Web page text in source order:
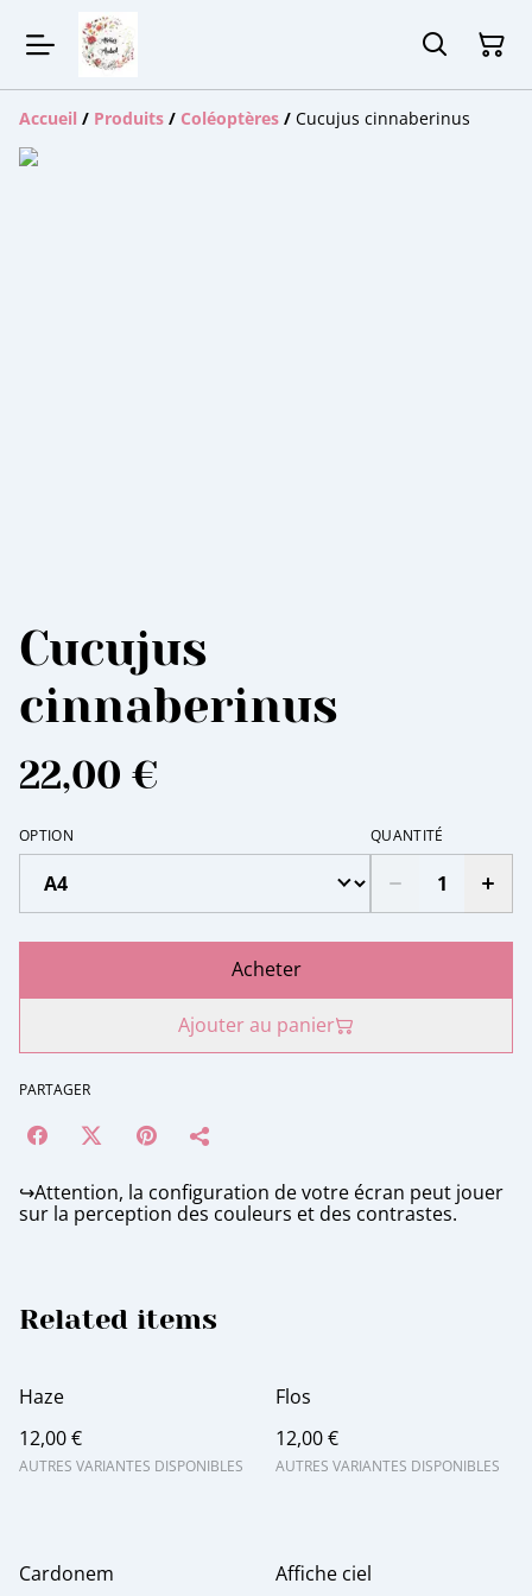
Accueil / Produits / Coléoptères / Cucujus cinnaberinus
Cucujus
cinnaberinus
22,00 €
OPTION QUANTITÉ
Acheter
Ajouter au panier
PARTAGER
↪️Attention, la configuration de votre écran peut jouer
sur la perception des couleurs et des contrastes.
Related items
Haze
12,00 €
AUTRES VARIANTES DISPONIBLES
Flos
12,00 €
AUTRES VARIANTES DISPONIBLES
Cardonem Affiche ciel